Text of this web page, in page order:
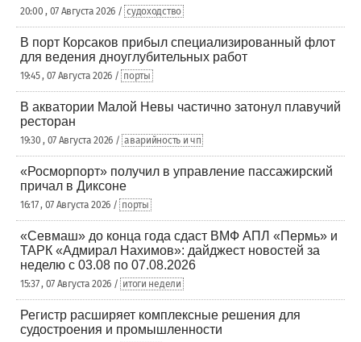
20:00 , 07 Августа 2026 / судоходство
В порт Корсаков прибыл специализированный флот
для ведения дноуглубительных работ
19:45 , 07 Августа 2026 / порты
В акватории Малой Невы частично затонул плавучий
ресторан
19:30 , 07 Августа 2026 / аварийность и чп
«Росморпорт» получил в управление пассажирский
причал в Диксоне
16:17 , 07 Августа 2026 / порты
«Севмаш» до конца года сдаст ВМФ АПЛ «Пермь» и
ТАРК «Адмирал Нахимов»: дайджест новостей за
неделю с 03.08 по 07.08.2026
15:37 , 07 Августа 2026 / итоги недели
Регистр расширяет комплексные решения для
судостроения и промышленности